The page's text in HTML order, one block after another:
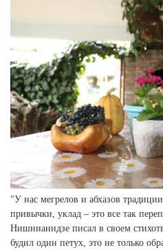
"У нас мегрелов и абхазов
привычки, уклад – это все так
Нишнианидзе писал в своем
будил один петух, это не только